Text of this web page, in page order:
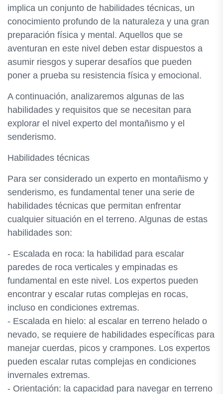
implica un conjunto de habilidades técnicas, un
conocimiento profundo de la naturaleza y una gran
preparación física y mental. Aquellos que se
aventuran en este nivel deben estar dispuestos a
asumir riesgos y superar desafíos que pueden
poner a prueba su resistencia física y emocional.
A continuación, analizaremos algunas de las
habilidades y requisitos que se necesitan para
explorar el nivel experto del montañismo y el
senderismo.
Habilidades técnicas
Para ser considerado un experto en montañismo y
senderismo, es fundamental tener una serie de
habilidades técnicas que permitan enfrentar
cualquier situación en el terreno. Algunas de estas
habilidades son:
- Escalada en roca: la habilidad para escalar
paredes de roca verticales y empinadas es
fundamental en este nivel. Los expertos pueden
encontrar y escalar rutas complejas en rocas,
incluso en condiciones extremas.
- Escalada en hielo: al escalar en terreno helado o
nevado, se requiere de habilidades específicas para
manejar cuerdas, picos y crampones. Los expertos
pueden escalar rutas complejas en condiciones
invernales extremas.
- Orientación: la capacidad para navegar en terreno